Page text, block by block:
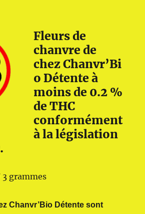
Fleurs de
chanvre de
chez Chanvr’Bi
o Détente à
moins de 0.2 %
de THC
conformément
à la législation
grammes
Chanvr’Bio Détente sont